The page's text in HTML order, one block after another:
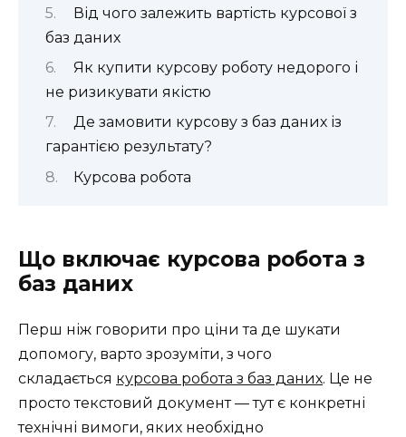
Від чого залежить вартість курсової з
баз даних
Як купити курсову роботу недорого і
не ризикувати якістю
Де замовити курсову з баз даних із
гарантією результату?
Курсова робота
Що включає курсова робота з
баз даних
Перш ніж говорити про ціни та де шукати
допомогу, варто зрозуміти, з чого
складається курсова робота з баз даних. Це не
просто текстовий документ — тут є конкретні
технічні вимоги, яких необхідно